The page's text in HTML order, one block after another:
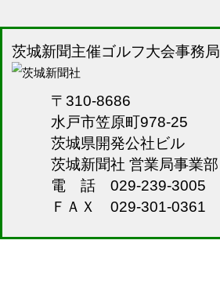
茨城新聞主催ゴルフ大会事務局
〒310-8686
水戸市笠原町978-25
茨城県開発公社ビル
茨城新聞社 営業局事業部
電 話 029-239-3005
ＦＡＸ 029-301-0361